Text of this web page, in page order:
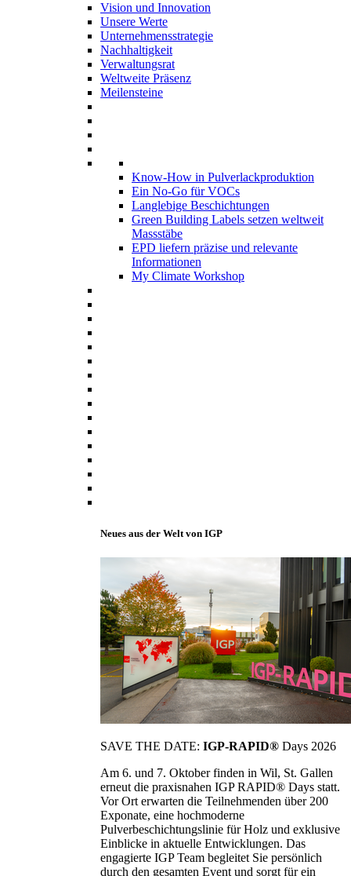
Vision und Innovation
Unsere Werte
Unternehmensstrategie
Nachhaltigkeit
Verwaltungsrat
Weltweite Präsenz
Meilensteine
Know-How in Pulverlackproduktion
Ein No-Go für VOCs
Langlebige Beschichtungen
Green Building Labels setzen weltweit
Massstäbe
EPD liefern präzise und relevante
Informationen
My Climate Workshop
Neues aus der Welt von IGP
SAVE THE DATE: IGP-RAPID® Days 2026
Am 6. und 7. Oktober finden in Wil, St. Gallen
erneut die praxisnahen IGP RAPID® Days statt.
Vor Ort erwarten die Teilnehmenden über 200
Exponate, eine hochmoderne
Pulverbeschichtungslinie für Holz und exklusive
Einblicke in aktuelle Entwicklungen. Das
engagierte IGP Team begleitet Sie persönlich
durch den gesamten Event und sorgt für ein